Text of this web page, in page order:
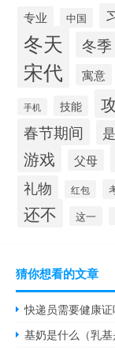
专业 中国
冬天 冬季
宋代 寓意
手机 技能
春节期间
游戏 父母
礼物 红包
还不 这一
猜你想看的文章
快递员需要健康
基奶是什么（乳基